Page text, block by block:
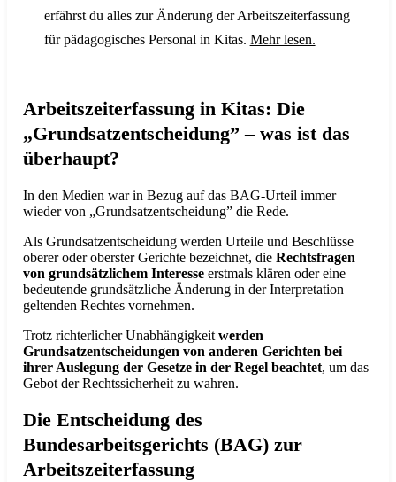
erfährst du alles zur Änderung der Arbeitszeiterfassung
für pädagogisches Personal in Kitas. Mehr lesen.
Arbeitszeiterfassung in Kitas: Die
„Grundsatzentscheidung” – was ist das
überhaupt?
In den Medien war in Bezug auf das BAG-Urteil immer
wieder von „Grundsatzentscheidung” die Rede.
Als Grundsatzentscheidung werden Urteile und Beschlüsse
oberer oder oberster Gerichte bezeichnet, die Rechtsfragen
von grundsätzlichem Interesseerstmals klären oder eine
bedeutende grundsätzliche Änderung in der Interpretation
geltenden Rechtes vornehmen.
Trotz richterlicher Unabhängigkeit werden
Grundsatzentscheidungen von anderen Gerichten bei
ihrer Auslegung der Gesetze in der Regel beachtet, um das
Gebot der Rechtssicherheit zu wahren.
Die Entscheidung des
Bundesarbeitsgerichts (BAG) zur
Arbeitszeiterfassung